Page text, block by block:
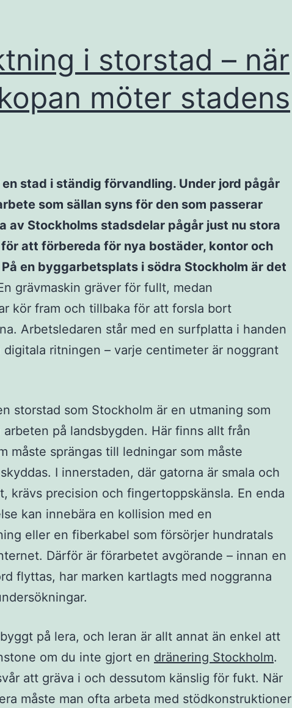
i storstad – när
möter stadens
stad i ständig förvandling. Under jord pågår
som sällan syns för den som passerar
av Stockholms stadsdelar pågår just nu stora
att förbereda för nya bostäder, kontor och
en byggarbetsplats i södra Stockholm är det
grävmaskin gräver för fullt, medan
kör fram och tillbaka för att forsla bort
Arbetsledaren står med en surfplatta i handen
ritningen – varje centimeter är noggrant
storstad som Stockholm är en utmaning som
arbeten på landsbygden. Här finns allt från
måste sprängas till ledningar som måste
I innerstaden, där gatorna är smala och
krävs precision och fingertoppskänsla. En enda
kan innebära en kollision med en
eller en fiberkabel som försörjer hundratals
Därför är förarbetet avgörande – innan en
flyttas, har marken kartlagts med noggranna
på lera, och leran är allt annat än enkel att
om du inte gjort en dränering Stockholm.
att gräva i och dessutom känslig för fukt. När
måste man ofta arbeta med stödkonstruktioner